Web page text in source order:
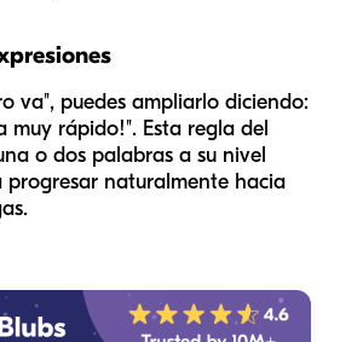
va", puedes ampliarlo diciendo:
muy rápido!". Esta regla del
o dos palabras a su nivel
progresar naturalmente hacia